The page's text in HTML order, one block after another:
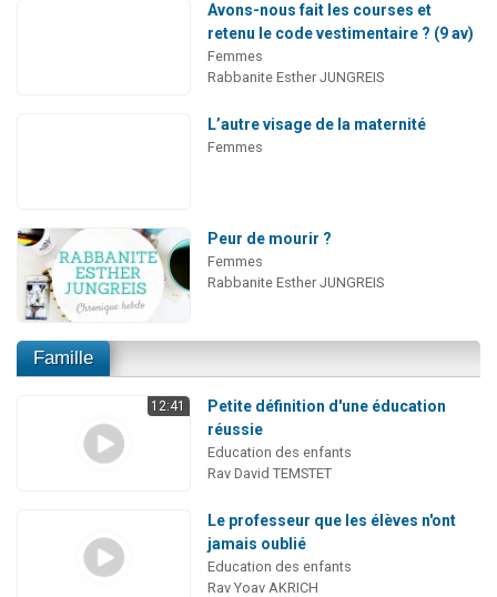
Avons-nous fait les courses et
retenu le code vestimentaire ? (9 av)
Femmes
Rabbanite Esther JUNGREIS
L’autre visage de la maternité
Femmes
Peur de mourir ?
Femmes
Rabbanite Esther JUNGREIS
Famille
12:41
Petite définition d'une éducation
réussie
Education des enfants
Rav David TEMSTET
Le professeur que les élèves n'ont
jamais oublié
Education des enfants
Rav Yoav AKRICH